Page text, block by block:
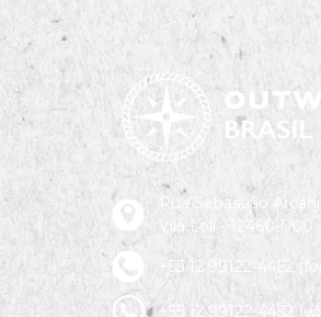
Rua Sebastião
Vila Loli - 12460-
+55 12 99122-4452
+55 12 99122-4452